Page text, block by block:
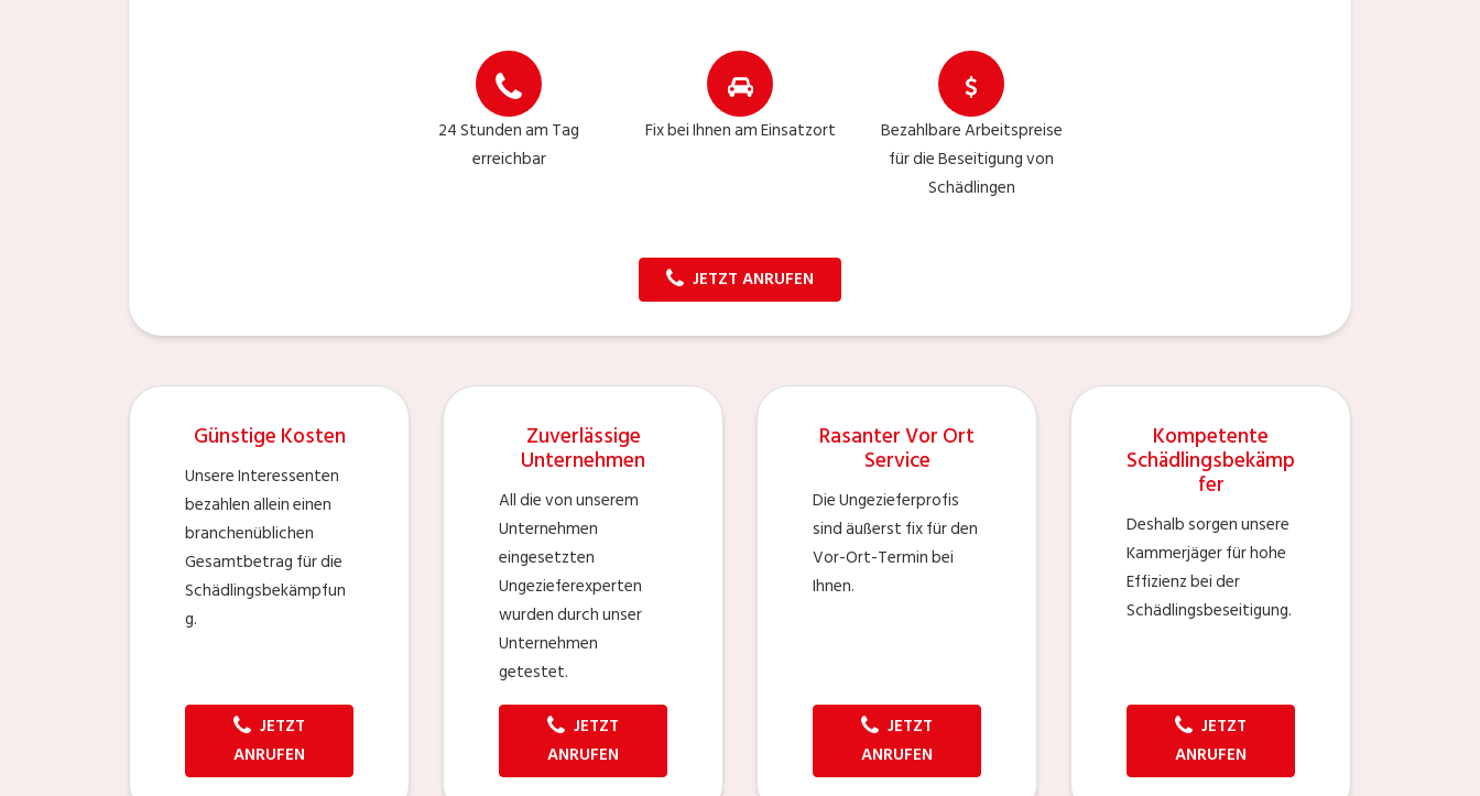
24 Stunden am Tag
erreichbar
Fix bei Ihnen am Einsatzort
Bezahlbare Arbeitspreise
für die Beseitigung von
Schädlingen
JETZT ANRUFEN
Günstige Kosten
Unsere Interessenten
bezahlen allein einen
branchenüblichen
Gesamtbetrag für die
Schädlingsbekämpfun
g.
JETZT
ANRUFEN
Zuverlässige
Unternehmen
All die von unserem
Unternehmen
eingesetzten
Ungezieferexperten
wurden durch unser
Unternehmen
getestet.
JETZT
ANRUFEN
Rasanter Vor Ort
Service
Die Ungezieferprofis
sind äußerst fix für den
Vor-Ort-Termin bei
Ihnen.
JETZT
ANRUFEN
Kompetente
Schädlingsbekämp
fer
Deshalb sorgen unsere
Kammerjäger für hohe
Effizienz bei der
Schädlingsbeseitigung.
JETZT
ANRUFEN